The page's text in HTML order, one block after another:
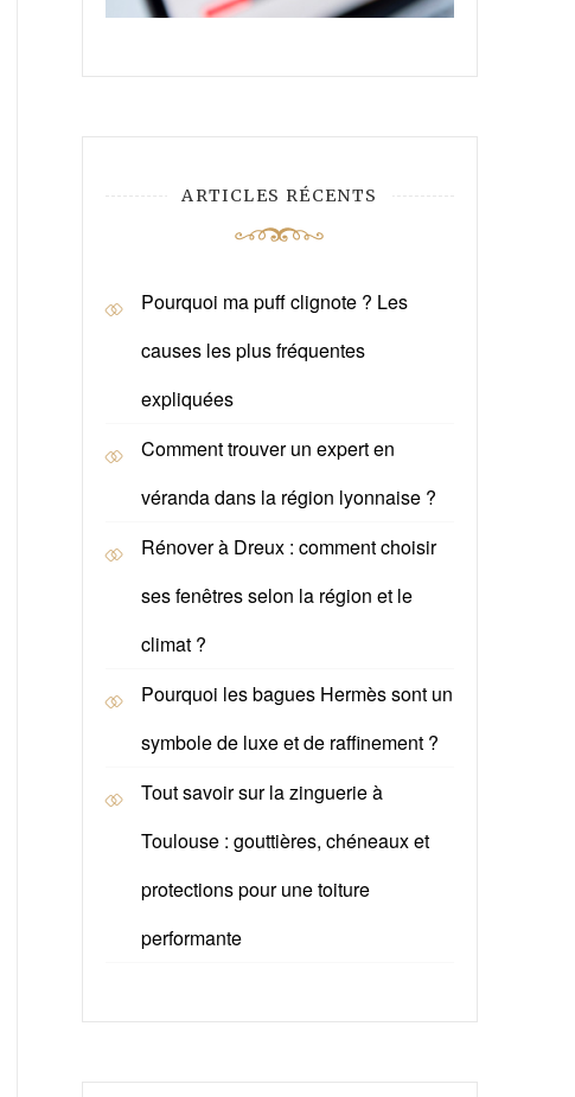
ARTICLES RÉCENTS
Pourquoi ma puff clignote ? Les
causes les plus fréquentes
expliquées
Comment trouver un expert en
véranda dans la région lyonnaise ?
Rénover à Dreux : comment choisir
ses fenêtres selon la région et le
climat ?
Pourquoi les bagues Hermès sont un
symbole de luxe et de raffinement ?
Tout savoir sur la zinguerie à
Toulouse : gouttières, chéneaux et
protections pour une toiture
performante